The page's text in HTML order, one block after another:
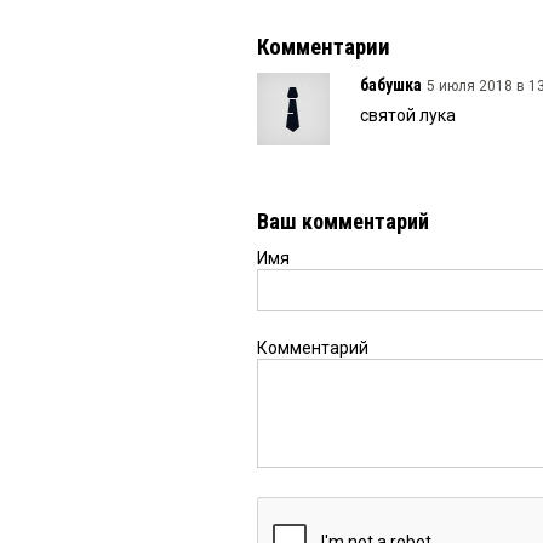
Комментарии
бабушка 5 июля 2018 в
святой лука
Ваш комментарий
Имя
Комментарий